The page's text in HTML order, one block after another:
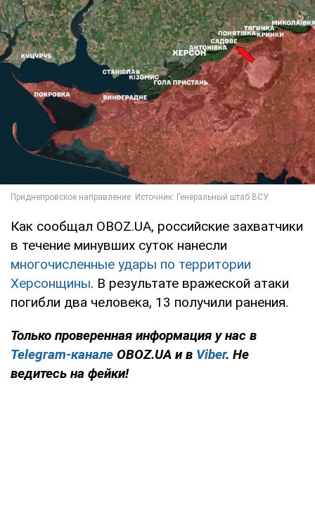
Как сообщал OBOZ.UA, российские захватчики
в течение минувших суток нанесли
многочисленные удары по территории
Херсонщины. В результате вражеской атаки
погибли два человека, 13 получили ранения.
Только проверенная информация у нас в
Telegram-канале OBOZ.UA и в Viber. Не
ведитесь на фейки!